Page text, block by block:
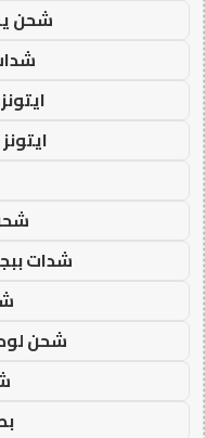
شحن
شدات
شحن